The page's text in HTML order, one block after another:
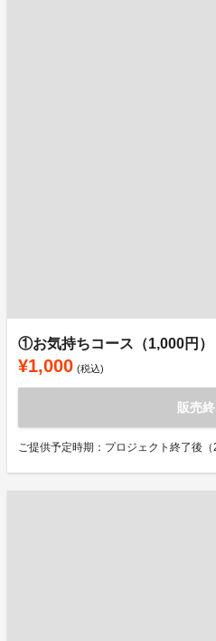
①お気持ちコース（1,000円）
¥1,000 (税込)
販売
ご提供予定時期：プロジェクト終了後